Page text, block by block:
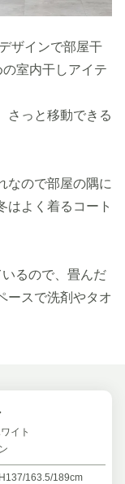
ザインで部屋干
の室内干しアイテ
さっと移動できる
なので部屋の隅に
はよく着るコート
るので、畳んだ
ースで洗剤やタオ
イト
163.5/189cm